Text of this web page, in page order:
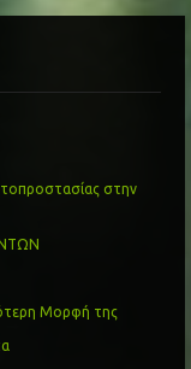
στην
Μορφή της